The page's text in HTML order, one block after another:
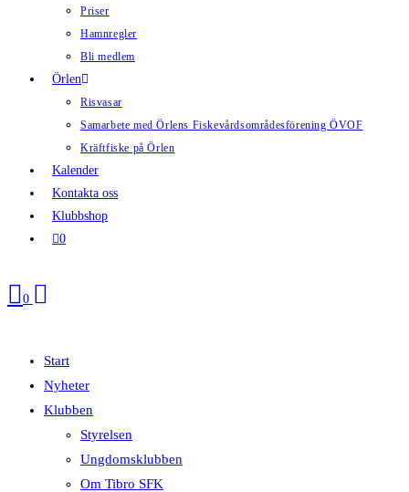
Priser
Hamnregler
Bli medlem
Örlen
Risvasar
Samarbete med Örlens Fiskevårdsområdesförening ÖVOF
Kräftfiske på Örlen
Kalender
Kontakta oss
Klubbshop
0
0
Start
Nyheter
Klubben
Styrelsen
Ungdomsklubben
Om Tibro SFK